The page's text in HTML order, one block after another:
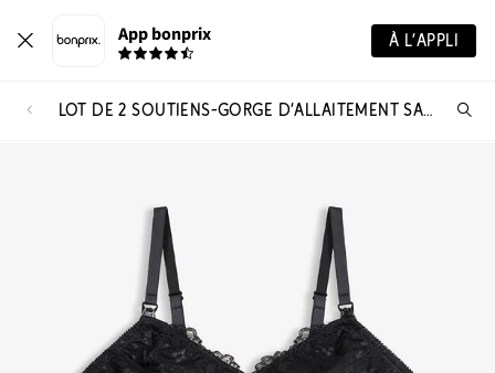
App bonprix À L’APPLI
LOT DE 2 SOUTIENS-GORGE D’ALLAITEMENT SANS ARMATURES